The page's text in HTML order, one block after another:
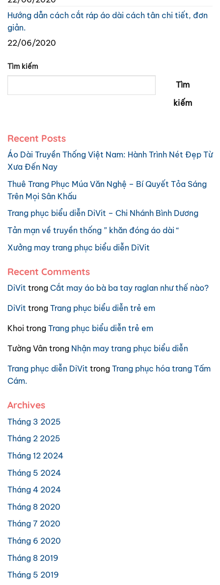
Hướng dẫn cách cắt ráp áo dài cách tân chi tiết, đơn
giản.
22/06/2020
Tìm kiếm
Tìm
kiếm
Recent Posts
Áo Dài Truyền Thống Việt Nam: Hành Trình Nét Đẹp Từ
Xưa Đến Nay
Thuê Trang Phục Múa Văn Nghệ – Bí Quyết Tỏa Sáng
Trên Mọi Sân Khấu
Trang phục biểu diễn DiVit – Chi Nhánh Bình Dương
Tản mạn về truyền thống ” khăn đóng áo dài “
Xưởng may trang phục biểu diễn DiVit
Recent Comments
DiVit trong Cắt may áo bà ba tay raglan như thế nào?
DiVit trong Trang phục biểu diễn trẻ em
Khoi trong Trang phục biểu diễn trẻ em
Tường Vân trong Nhận may trang phục biểu diễn
Trang phục diễn DiVit trong Trang phục hóa trang Tấm
Cám.
Archives
Tháng 3 2025
Tháng 2 2025
Tháng 12 2024
Tháng 5 2024
Tháng 4 2024
Tháng 8 2020
Tháng 7 2020
Tháng 6 2020
Tháng 8 2019
Tháng 5 2019